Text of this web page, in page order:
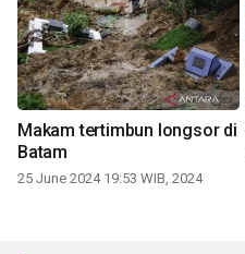
Makam tertimbun longsor di
Batam
25 June 2024 19:53 WIB, 2024